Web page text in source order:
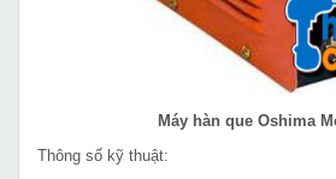
Máy hàn que Oshima
Thông số kỹ thuật: